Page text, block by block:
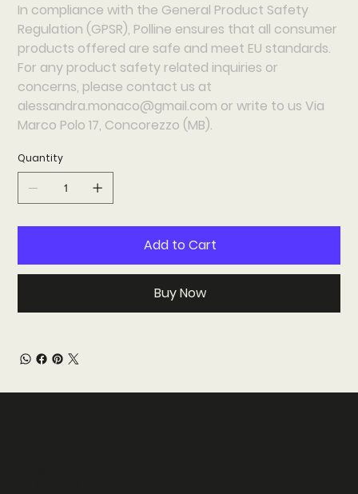
In compliance with the General Product Safety
Regulation (GPSR), Polline ensures that all consumer
products offered are safe and meet EU standards.
For any product safety related inquiries or
concerns, please contact us at
alessandra.monaco@gmail.com or write to usVia
Marco Polo 17, Concorezzo (MB).
Quantity
Add to Cart
Buy Now